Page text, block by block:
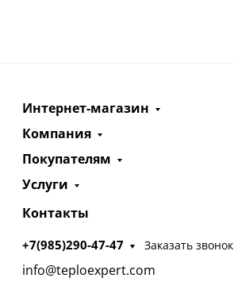
Интернет-магазин
Компания
Покупателям
Услуги
Контакты
+7(985)290-47-47 Заказать звонок
info@teploexpert.com